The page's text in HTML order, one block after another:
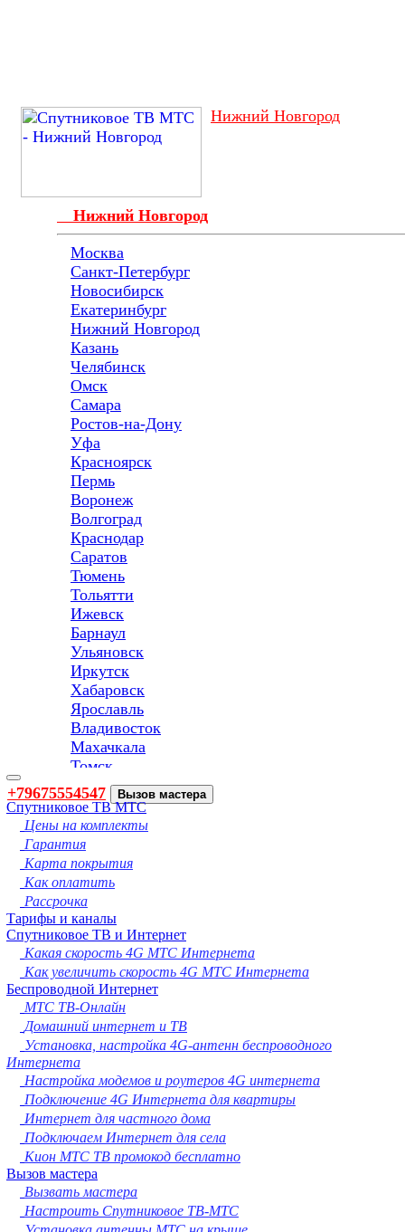
Нижний Новгород
Нижний Новгород
Москва
Санкт-Петербург
Новосибирск
Екатеринбург
Нижний Новгород
Казань
Челябинск
Омск
Самара
Ростов-на-Дону
Уфа
Красноярск
Пермь
Воронеж
Волгоград
Краснодар
Саратов
Тюмень
Тольятти
Ижевск
Барнаул
Ульяновск
Иркутск
Хабаровск
Ярославль
Владивосток
Махачкала
Томск
Оренбург
Кемерово
Новокузнецк
Рязань
Астрахань
Набережные Челны
Пенза
Липецк
Киров
Чебоксары
Тула
Калининград
Балашиха
Курск
Севастополь
Улан-Удэ
Ставрополь
Сочи
Тверь
Магнитогорск
Иваново
Брянск
Белгород
Сургут
+79675554547 Вызов мастера
Toggle
navigation
Спутниковое ТВ МТС
Цены на комплекты
Гарантия
Карта покрытия
Как оплатить
Рассрочка
Тарифы и каналы
Спутниковое ТВ и Интернет
Какая скорость 4G МТС Интернета
Как увеличить скорость 4G МТС Интернета
Беспроводной Интернет
МТС ТВ-Онлайн
Домашний интернет и ТВ
Установка, настройка 4G-антенн беспроводного
Интернета
Настройка модемов и роутеров 4G интернета
Подключение 4G Интернета для квартиры
Интернет для частного дома
Подключаем Интернет для села
Кион МТС ТВ промокод бесплатно
Вызов мастера
Вызвать мастера
Настроить Спутниковое ТВ-МТС